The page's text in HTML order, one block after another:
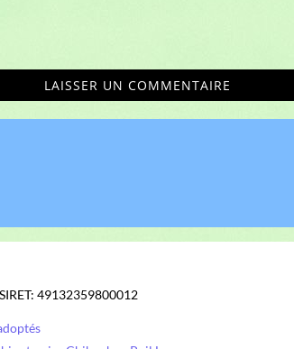
LAISSER UN COMMENTAIRE
49132359800012